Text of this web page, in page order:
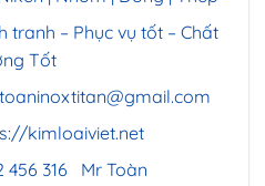
tranh – Phục vụ tốt – Chất
Tốt
toaninoxtitan@gmail.com
kimloaiviet.net
456 316 Mr Toàn